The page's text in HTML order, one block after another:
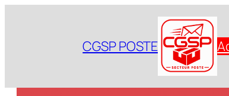
CGSP POSTE